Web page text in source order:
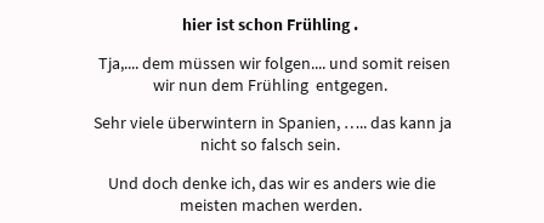
hier ist schon Frühling .
Tja,.... dem müssen wir folgen.... und somit reisen
wir nun dem Frühling entgegen.
Sehr viele überwintern in Spanien, ….. das kann ja
nicht so falsch sein.
Und doch denke ich, das wir es anders wie die
meisten machen werden.